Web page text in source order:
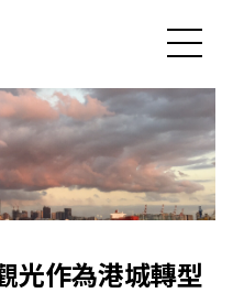
息
光作為港城轉型